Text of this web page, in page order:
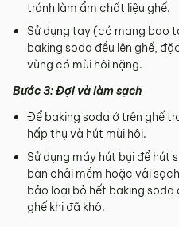
tránh làm ẩm chất liệu ghế.
Sử dụng tay (có mang bao
baking soda đều lên ghế,
vùng có mùi hôi nặng.
Bước 3: Đợi và làm sạch
Để baking soda ở trên ghế
hấp thụ và hút mùi hôi.
Sử dụng máy hút bụi để hút
bàn chải mềm hoặc vải
bảo loại bỏ hết baking soda
ghế khi đã khô.